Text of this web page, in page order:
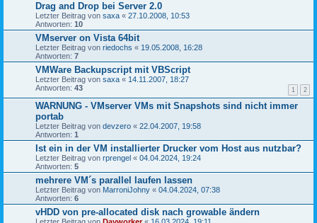
Drag and Drop bei Server 2.0
Letzter Beitrag von saxa « 27.10.2008, 10:53
Antworten: 10
VMserver on Vista 64bit
Letzter Beitrag von riedochs « 19.05.2008, 16:28
Antworten: 7
VMWare Backupscript mit VBScript
Letzter Beitrag von saxa « 14.11.2007, 18:27
Antworten: 43 1 2
WARNUNG - VMserver VMs mit Snapshots sind nicht immer
portab
Letzter Beitrag von devzero « 22.04.2007, 19:58
Antworten: 1
Ist ein in der VM installierter Drucker vom Host aus nutzbar?
Letzter Beitrag von rprengel « 04.04.2024, 19:24
Antworten: 5
mehrere VM´s parallel laufen lassen
Letzter Beitrag von MarroniJohny « 04.04.2024, 07:38
Antworten: 6
vHDD von pre-allocated disk nach growable ändern